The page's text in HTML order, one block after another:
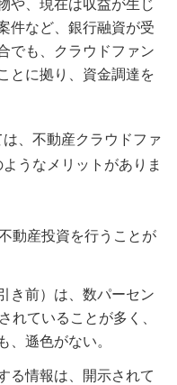
や、現在は収益が生じ
件など、銀行融資が受
でも、クラウドファン
とに拠り、資金調達を
、不動産クラウドファ
うなメリットがありま
動産投資を行うことが
き前）は、数パーセン
れていることが多く、
、遜色がない。
る情報は、開示されて